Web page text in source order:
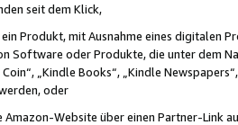
seit dem Klick,
Produkt, mit Ausnahme eines digitalen
Software oder Produkte, die unter dem
„Kindle Books“, „Kindle
oder
Website über einen Partner-Link